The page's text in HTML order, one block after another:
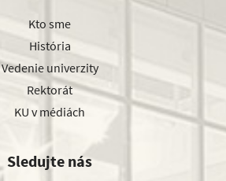
Kto sme
História
Vedenie univerzity
Rektorát
KU v médiách
Sledujte nás